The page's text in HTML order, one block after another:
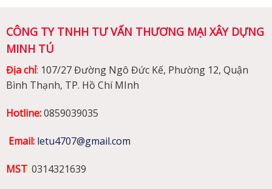
CÔNG TY TNHH TƯ VẤN THƯƠNG MẠI XÂY DỰNG
MINH TÚ
Địa chỉ: 107/27 Đường Ngô Đức Kế, Phường 12, Quận
Bình Thạnh, TP. Hồ Chí MInh
Hotline:0859039035
Email: letu4707@gmail.com
MST: 0314321639